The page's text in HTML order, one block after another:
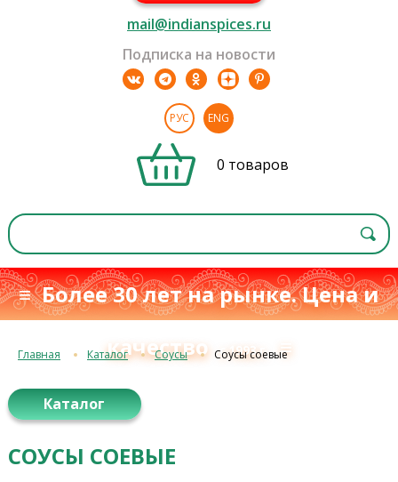
mail@indianspices.ru
Подписка на новости
РУС ENG
0 товаров
≡ Более 30 лет на рынке. Цена и
качествос 1993 г.≡
Главная Каталог Соусы Соусы соевые
Каталог
СОУСЫ СОЕВЫЕ